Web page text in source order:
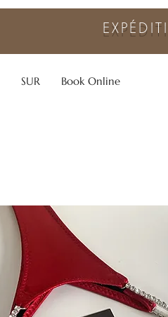
SUR Book Online